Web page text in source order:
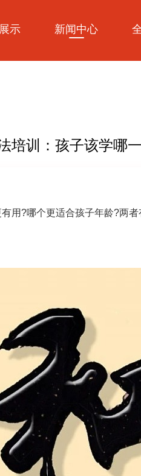
示 新闻中心
培训：孩子该学哪
用?哪个更适合孩子年龄?两